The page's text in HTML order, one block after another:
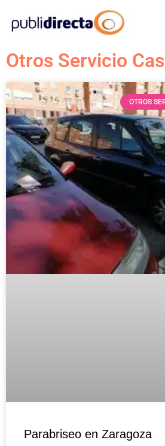
Saltar
contenido
Otros Servicio
OTROS
Parabriseo en Zaragoza